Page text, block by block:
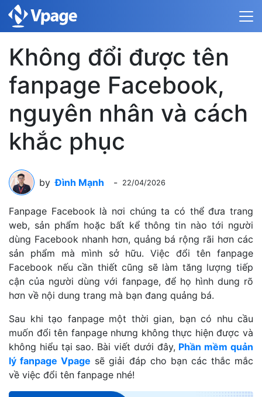
Không đổi được tên
fanpage Facebook,
nguyên nhân và cách
khắc phục
by Đình Mạnh - 22/04/2026
Fanpage Facebook là nơi chúng ta có thể đưa trang
web, sản phẩm hoặc bất kể thông tin nào tới người
dùng Facebook nhanh hơn, quảng bá rộng rãi hơn các
sản phẩm mà mình sở hữu. Việc đổi tên fanpage
Facebook nếu cần thiết cũng sẽ làm tăng lượng tiếp
cận của người dùng với fanpage, để họ hình dung rõ
hơn về nội dung trang mà bạn đang quảng bá.
Sau khi tạo fanpage một thời gian, bạn có nhu cầu
muốn đổi tên fanpage nhưng không thực hiện được và
không hiểu tại sao. Bài viết dưới đây, Phần mềm quản
lý fanpage Vpage sẽ giải đáp cho bạn các thắc mắc
về việc đổi tên fanpage nhé!